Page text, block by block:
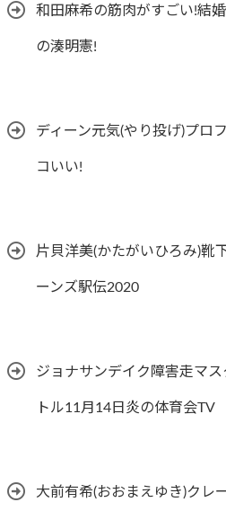
和田麻希の筋肉がすごい!結
の湊明憲!
ディーン元気(やり投げ)プロ
コいい!
片貝洋美(かたがいひろみ)靴
ーンズ駅伝2020
ジョナサンデイク障害走マ
トル11月14日炎の体育会TV
大前有希(おおまえゆき)クレ